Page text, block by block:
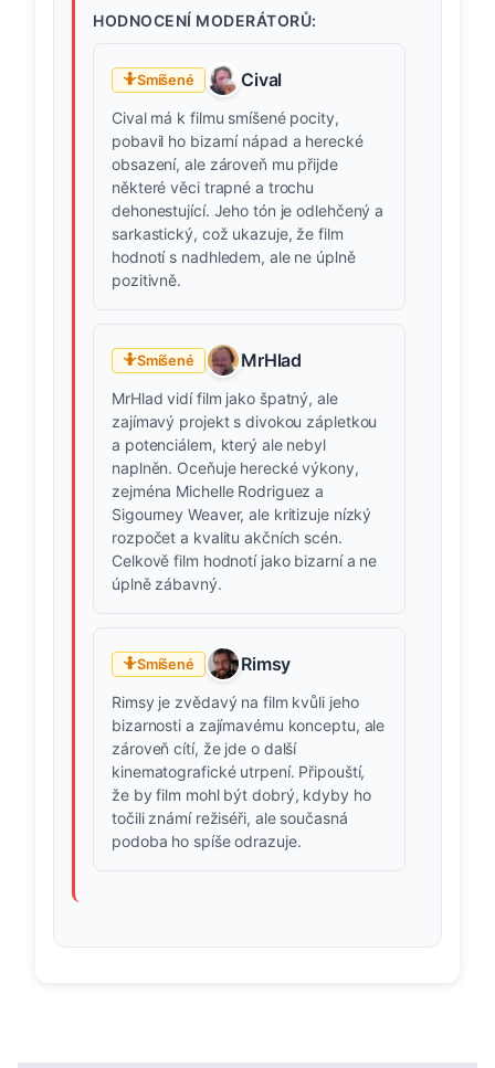
HODNOCENÍ MODERÁTORŮ:
🤷Smíšené Cival
Cival má k filmu smíšené pocity,
pobavil ho bizarní nápad a herecké
obsazení, ale zároveň mu přijde
některé věci trapné a trochu
dehonestující. Jeho tón je odlehčený a
sarkastický, což ukazuje, že film
hodnotí s nadhledem, ale ne úplně
pozitivně.
🤷Smíšené MrHlad
MrHlad vidí film jako špatný, ale
zajímavý projekt s divokou zápletkou
a potenciálem, který ale nebyl
naplněn. Oceňuje herecké výkony,
zejména Michelle Rodriguez a
Sigourney Weaver, ale kritizuje nízký
rozpočet a kvalitu akčních scén.
Celkově film hodnotí jako bizarní a ne
úplně zábavný.
🤷Smíšené Rimsy
Rimsy je zvědavý na film kvůli jeho
bizarnosti a zajímavému konceptu, ale
zároveň cítí, že jde o další
kinematografické utrpení. Připouští,
že by film mohl být dobrý, kdyby ho
točili známí režiséři, ale současná
podoba ho spíše odrazuje.